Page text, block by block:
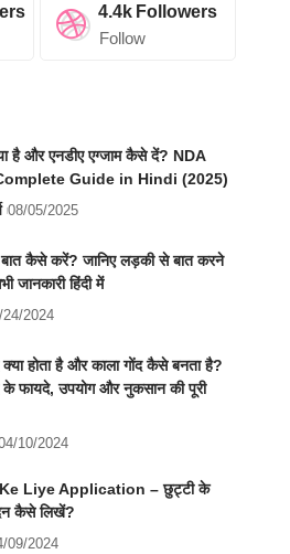
4.4k Followers
Follow
है और एनडीए एग्जाम कैसे दें? NDA
Guide in Hindi (2025)
08/05/2025
कैसे करें? जानिए लड़की से बात करने
जानकारी हिंदी में
24/2024
क्या होता है और काला गोंद कैसे बनता है?
के फायदे, उपयोग और नुकसान की पूरी
10/2024
Liye Application – छुट्टी के
कैसे लिखें?
09/2024